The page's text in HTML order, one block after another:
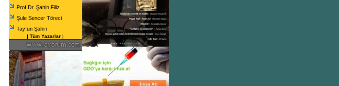
Prof.Dr. Şahin Filiz
Şule Sencer Töreci
Tayfun Şahin
| Tüm Yazarlar |